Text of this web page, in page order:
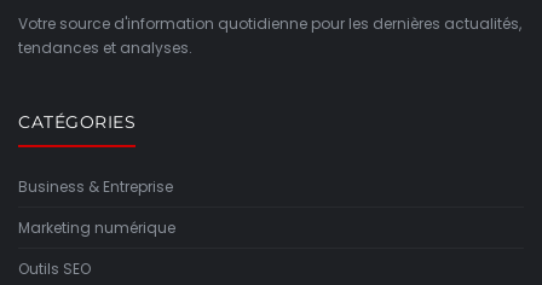
Votre source d'information quotidienne pour les dernières actualités,
tendances et analyses.
CATÉGORIES
Business & Entreprise
Marketing numérique
Outils SEO